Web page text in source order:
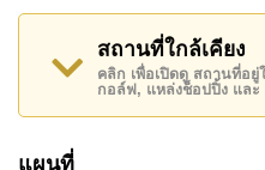
ไปชายหาดได้ง่าย, ไกล้เคี
หาดจอมเทียน , เอเชีย 9 ห
พัทยา, รพ.กรุงเทพจอมเทียน
อสังหาริมทรัพย์นี้เปิดให้เช่
บาทต่อเดือน
สถานที่ใกล้เคียง
คลิก เพื่อเปิดดู สถานที่อยู่
กอล์ฟ, แหล่งช็อปปิ้ง แล
แผนที่